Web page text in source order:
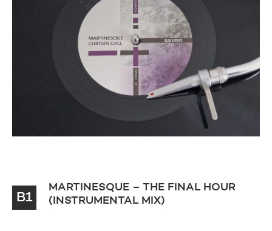
B1
MARTINESQUE – THE FINAL HOUR
(INSTRUMENTAL MIX)